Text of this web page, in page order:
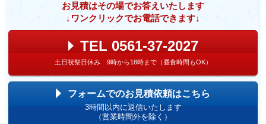
お見積はその場でお答えいたします
↓ワンクリックでお電話できます↓
TEL 0561-37-2027
土日祝祭日休み 9時から18時まで（昼食時間もOK）
フォームでのお見積依頼はこちら
3時間以内に返信いたします
（営業時間外を除く）